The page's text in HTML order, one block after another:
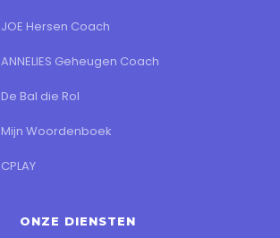
JOE Hersen Coach
ANNELIES Geheugen Coach
De Bal die Rol
Mijn Woordenboek
CPLAY
ONZE DIENSTEN